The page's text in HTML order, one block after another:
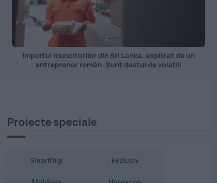
Importul muncitorilor din Sri Lanka, explicat de un
antreprenor român. Sunt destul de volatili
Proiecte speciale
SmartDigi Exclusiv